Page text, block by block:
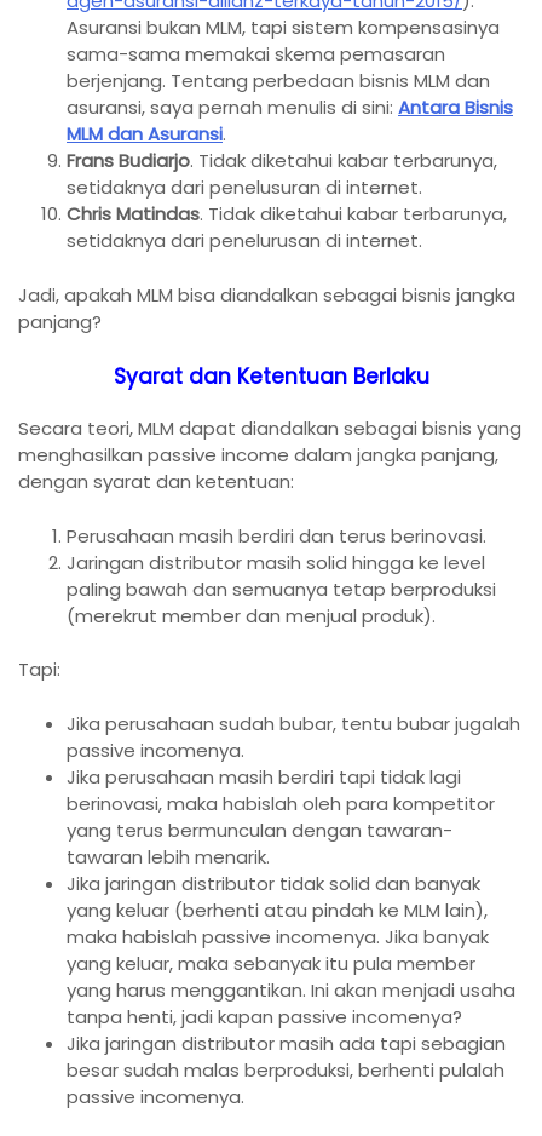
Asuransi bukan MLM, tapi sistem kompensasinya
sama-sama memakai skema pemasaran
berjenjang. Tentang perbedaan bisnis MLM dan
asuransi, saya pernah menulis di sini: Antara Bisnis
MLM dan Asuransi.
Frans Budiarjo. Tidak diketahui kabar terbarunya,
setidaknya dari penelusuran di internet.
Chris Matindas. Tidak diketahui kabar terbarunya,
setidaknya dari penelurusan di internet.
Jadi, apakah MLM bisa diandalkan sebagai bisnis jangka
panjang?
Syarat dan Ketentuan Berlaku
Secara teori, MLM dapat diandalkan sebagai bisnis yang
menghasilkan passive income dalam jangka panjang,
dengan syarat dan ketentuan:
Perusahaan masih berdiri dan terus berinovasi.
Jaringan distributor masih solid hingga ke level
paling bawah dan semuanya tetap berproduksi
(merekrut member dan menjual produk).
Tapi:
Jika perusahaan sudah bubar, tentu bubar jugalah
passive incomenya.
Jika perusahaan masih berdiri tapi tidak lagi
berinovasi, maka habislah oleh para kompetitor
yang terus bermunculan dengan tawaran-
tawaran lebih menarik.
Jika jaringan distributor tidak solid dan banyak
yang keluar (berhenti atau pindah ke MLM lain),
maka habislah passive incomenya. Jika banyak
yang keluar, maka sebanyak itu pula member
yang harus menggantikan. Ini akan menjadi usaha
tanpa henti, jadi kapan passive incomenya?
Jika jaringan distributor masih ada tapi sebagian
besar sudah malas berproduksi, berhenti pulalah
passive incomenya.